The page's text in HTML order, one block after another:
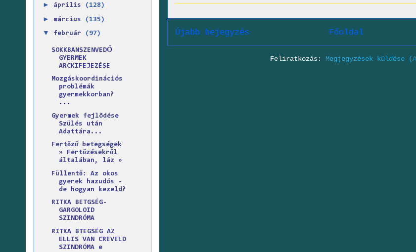
Újabb bejegyzés Főoldal
Feliratkozás: Megjegyzések küldése
► április (128)
► március (135)
▼ február (97)
SOKKBANSZENVEDŐ
GYERMEK
ARCKIFEJEZÉSE
Mozgáskoordinációs
problémák
gyermekkorban?
...
Gyermek fejlõdése
Szülés után
Adattára...
Fertőző betegségek
» Fertőzésekről
általában, láz »
Füllentő: Az okos
gyerek hazudós -
de hogyan kezeld?
RITKA BETGSÉG-
GARGOLOID
SZINDRÓMA
RITKA BTEGSÉG AZ
ELLIS VAN CREVELD
SZINDRÓMA e